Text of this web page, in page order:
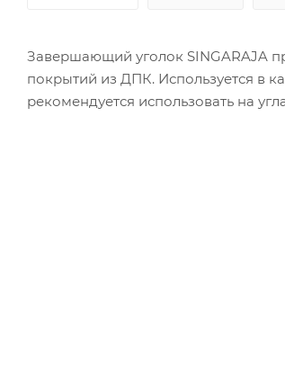
Завершающий уголок SINGARAJA
покрытий из ДПК. Используется в
рекомендуется использовать на